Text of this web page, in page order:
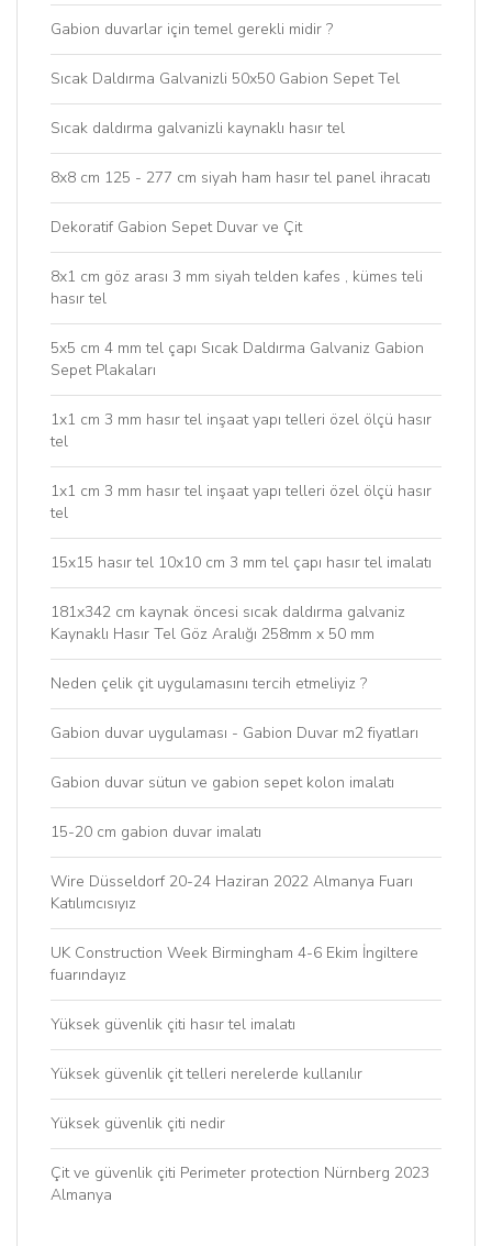
Gabion duvarlar için temel gerekli midir ?
Sıcak Daldırma Galvanizli 50x50 Gabion Sepet Tel
Sıcak daldırma galvanizli kaynaklı hasır tel
8x8 cm 125 - 277 cm siyah ham hasır tel panel ihracatı
Dekoratif Gabion Sepet Duvar ve Çit
8x1 cm göz arası 3 mm siyah telden kafes , kümes teli
hasır tel
5x5 cm 4 mm tel çapı Sıcak Daldırma Galvaniz Gabion
Sepet Plakaları
1x1 cm 3 mm hasır tel inşaat yapı telleri özel ölçü hasır
tel
1x1 cm 3 mm hasır tel inşaat yapı telleri özel ölçü hasır
tel
15x15 hasır tel 10x10 cm 3 mm tel çapı hasır tel imalatı
181x342 cm kaynak öncesi sıcak daldırma galvaniz
Kaynaklı Hasır Tel Göz Aralığı 258mm x 50 mm
Neden çelik çit uygulamasını tercih etmeliyiz ?
Gabion duvar uygulaması - Gabion Duvar m2 fiyatları
Gabion duvar sütun ve gabion sepet kolon imalatı
15-20 cm gabion duvar imalatı
Wire Düsseldorf 20-24 Haziran 2022 Almanya Fuarı
Katılımcısıyız
UK Construction Week Birmingham 4-6 Ekim İngiltere
fuarındayız
Yüksek güvenlik çiti hasır tel imalatı
Yüksek güvenlik çit telleri nerelerde kullanılır
Yüksek güvenlik çiti nedir
Çit ve güvenlik çiti Perimeter protection Nürnberg 2023
Almanya